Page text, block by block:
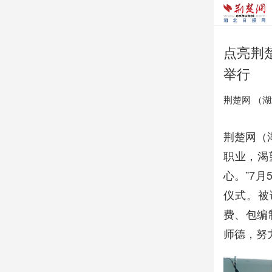
点亮荆
举行
荆楚网 ​（
荆楚网（
职业，渴
心。”7月
仪式。
费、包
师德，努